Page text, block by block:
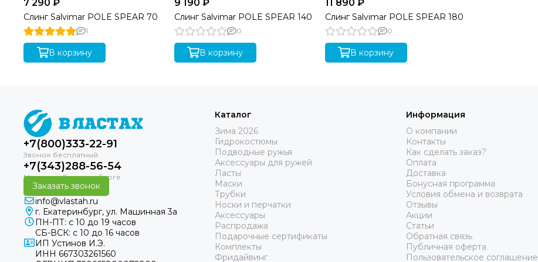
7 290 ₽
Слинг Salvimar POLE SPEAR 70
1
В корзину
9 190 ₽
Слинг Salvimar POLE SPEAR 140
0
В корзину
11 890 ₽
Слинг Salvimar POLE SPEAR 180
0
В корзину
+7(800)333-22-91
+7(343)288-56-54
Заказать звонок
info@vlastah.ru
г. Екатеринбург, ул. Машинная 3а
ПН-ПТ: с 10 до 19 часов
СБ-ВСК: с 10 до 16 часов
ИП Устинов И.Э.
ИНН 667303261560
Каталог
Зима 2026
Гидрокостюмы
Подводные ружья
Аксессуары для ружей
Ласты
Маски
Трубки
Носки и перчатки
Аксессуары
Распродажа
Подарочные сертификаты
Комплекты
Фридайвинг
Информация
О компании
Контакты
Как сделать заказ?
Оплата
Доставка
Бонусная программа
Условия обмена и возврата
Отзывы
Акции
Статьи
Обратная связь
Публичная оферта
Пользовательское соглашение